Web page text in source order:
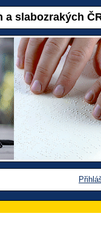
a slabozrakých